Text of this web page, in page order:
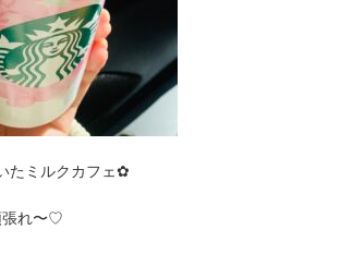
たミルクカフェ✿︎
張れ〜♡